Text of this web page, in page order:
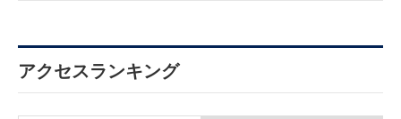
アクセスランキング